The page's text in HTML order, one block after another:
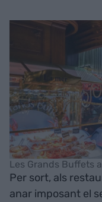
Les Grands Buffets
Per sort, als
anar imposant el